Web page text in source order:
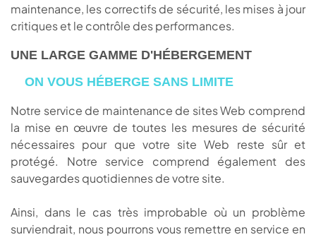
maintenance, les correctifs de sécurité, les mises à jour
critiques et le contrôle des performances.
UNE LARGE GAMME D'HÉBERGEMENT
ON VOUS HÉBERGE SANS LIMITE
Notre service de maintenance de sites Web comprend
la mise en œuvre de toutes les mesures de sécurité
nécessaires pour que votre site Web reste sûr et
protégé. Notre service comprend également des
sauvegardes quotidiennes de votre site.
Ainsi, dans le cas très improbable où un problème
surviendrait, nous pourrons vous remettre en service en